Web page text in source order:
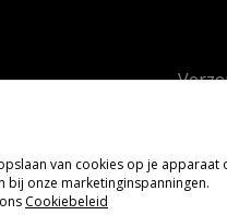
van cookies op je apparaat
bij onze marketinginspanningen.
Cookiebeleid